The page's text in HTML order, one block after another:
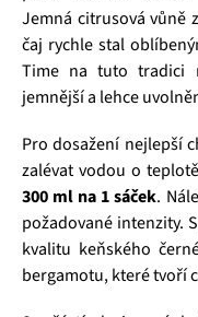
Jemná citrusová vůně
čaj rychle stal
Time na tuto tradici
jemnější a lehce
Pro dosažení nejlepší
zalévat vodou o teplotě
300 ml na 1 sáček.
požadované intenzity.
kvalitu keňského
bergamotu, které tvoří